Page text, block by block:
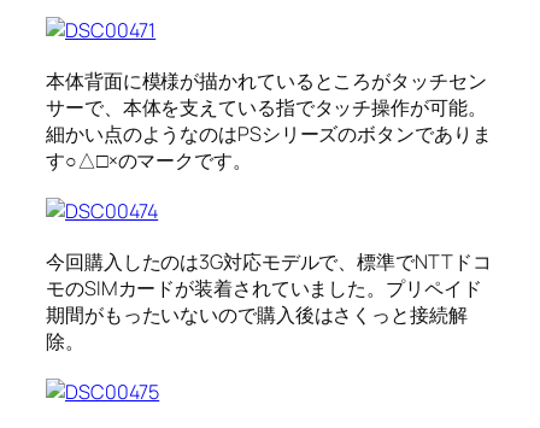
本体背面に模様が描かれているところがタッチセン
サーで、本体を支えている指でタッチ操作が可能。
細かい点のようなのはPSシリーズのボタンでありま
す○△□×のマークです。
今回購入したのは3G対応モデルで、標準でNTTドコ
モのSIMカードが装着されていました。プリペイド
期間がもったいないので購入後はさくっと接続解
除。